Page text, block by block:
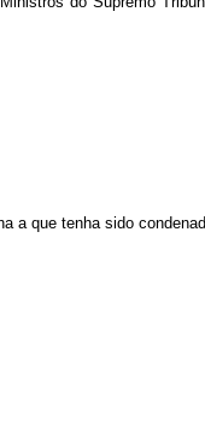
que tenha sido